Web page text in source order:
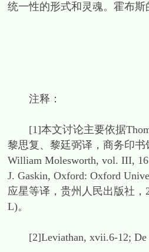
统一性的形式和灵魂。霍布
注释：
[1]本文讨论主要依据
黎思复、黎廷弼译，商务印书
William Molesworth, vol. III,
J. Gaskin, Oxford: Oxford
应星等译，贵州人民出版社
L)。
[2]Leviathan, xvii.6-12; De